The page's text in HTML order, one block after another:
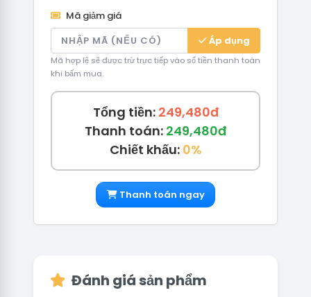
Mã giảm giá
Áp dụng
Mã hợp lệ sẽ được trừ trực tiếp vào số tiền thanh toán
khi bấm mua.
Tổng tiền: 249,480đ
Thanh toán: 249,480đ
Chiết khấu: 0%
Thanh toán ngay
Đánh giá sản phẩm